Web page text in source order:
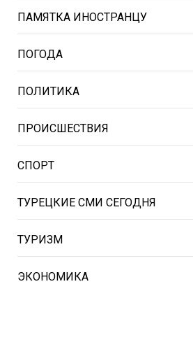
ПАМЯТКА ИНОСТРАНЦУ
ПОГОДА
ПОЛИТИКА
ПРОИСШЕСТВИЯ
СПОРТ
ТУРЕЦКИЕ СМИ СЕГОДНЯ
ТУРИЗМ
ЭКОНОМИКА